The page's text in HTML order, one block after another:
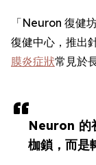
Neuron 的
枷鎖，而是
「Neuron 復健
復健中心，推出
膜炎症狀常見於